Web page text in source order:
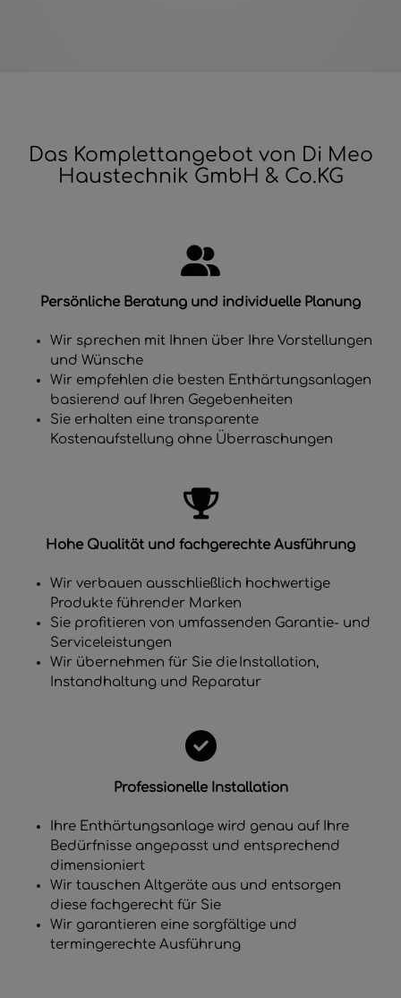
Das Komplettangebot von Di Meo
Haustechnik GmbH & Co.KG
Persönliche Beratung und individuelle Planung
Wir sprechen mit Ihnen über Ihre Vorstellungen
und Wünsche
Wir empfehlen die besten Enthärtungsanlagen
basierend auf Ihren Gegebenheiten
Sie erhalten eine transparente
Kostenaufstellung ohne Überraschungen
Hohe Qualität und fachgerechte Ausführung
Wir verbauen ausschließlich hochwertige
Produkte führender Marken
Sie profitieren von umfassenden Garantie- und
Serviceleistungen
Wir übernehmen für Sie die Installation,
Instandhaltung und Reparatur
Professionelle Installation
Ihre Enthärtungsanlage wird genau auf Ihre
Bedürfnisse angepasst und entsprechend
dimensioniert
Wir tauschen Altgeräte aus und entsorgen
diese fachgerecht für Sie
Wir garantieren eine sorgfältige und
termingerechte Ausführung